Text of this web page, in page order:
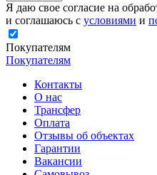
Я даю свое согласие на
и соглашаюсь с условиями и
Покупателям
Покупателям
Контакты
О нас
Трансфер
Оплата
Отзывы об объектах
Гарантии
Вакансии